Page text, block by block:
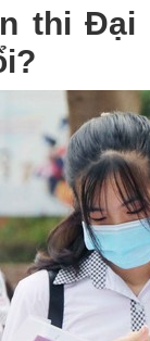
thi Đại